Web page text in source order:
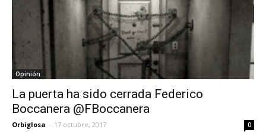
Opinión
La puerta ha sido cerrada Federico
Boccanera @FBoccanera
Orbiglosa - 17 octubre, 2017 0